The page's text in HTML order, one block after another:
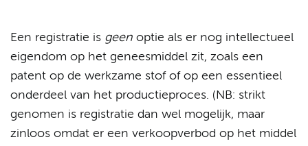
Een registratie is geen optie als er nog intellectueel
eigendom op het geneesmiddel zit, zoals een
patent op de werkzame stof of op een essentieel
onderdeel van het productieproces. (NB: strikt
genomen is registratie dan wel mogelijk, maar
zinloos omdat er een verkoopverbod op het middel